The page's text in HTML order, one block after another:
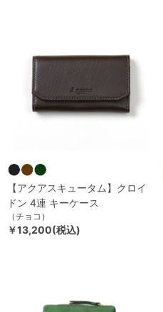
【アクアスキュータム】クロイ
ドン 4連 キーケース
（チョコ）
￥13,200(税込)